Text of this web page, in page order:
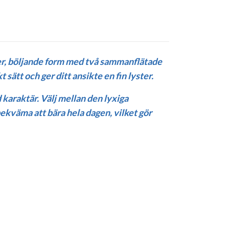
böljande form med två sammanflätade
sätt och ger ditt ansikte en fin lyster.
Välj mellan den lyxiga
att bära hela dagen, vilket gör